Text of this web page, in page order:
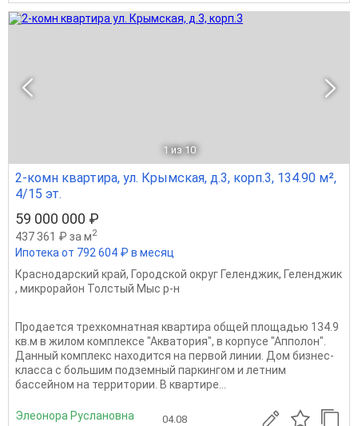
1 из 10
2-комн квартира, ул. Крымская, д.3, корп.3, 134.90 м²,
4/15 эт.
59 000 000 ₽
437 361 ₽ за м2
Ипотека от 792 604 ₽ в месяц
Краснодарский край, Городской округ Геленджик, Геленджик
, микрорайон Толстый Мыс р-н
Продается трехкомнатная квартира общей площадью 134.9
кв.м в жилом комплексе "Акватория", в корпусе "Апполон".
Данный комплекс находится на первой линии. Дом бизнес-
класса с большим подземный паркингом и летним
бассейном на территории. В квартире...
Элеонора Руслановна 04.08